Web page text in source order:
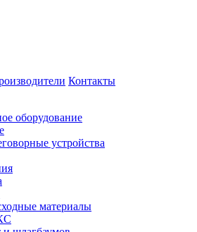
Контакты
оборудование
устройства
материалы